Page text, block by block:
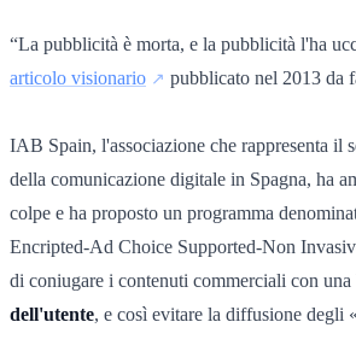
“La pubblicità è morta, e la pubblicità l'ha
articolo visionario
pubblicato nel 2013 da
IAB Spain, l'associazione che rappresenta il
della comunicazione digitale in Spagna, ha
colpe e ha proposto un programma
Encripted-Ad Choice Supported-Non
di coniugare i contenuti commerciali con una
dell'utente, e così evitare la diffusione degli